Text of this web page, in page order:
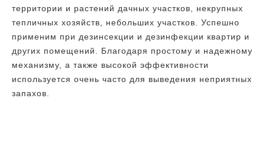
территории и растений дачных участков, некрупных
тепличных хозяйств, небольших участков. Успешно
применим при дезинсекции и дезинфекции квартир и
других помещений. Благодаря простому и надежному
механизму, а также высокой эффективности
используется очень часто для выведения неприятных
запахов.